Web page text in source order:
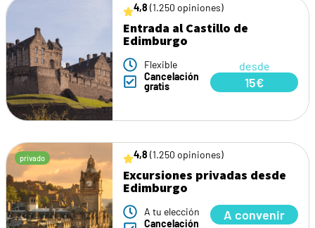
4,8 (1.250 opiniones)
Entrada al Castillo de
Edimburgo
Flexible
Cancelación
gratis
desde
15€
privado 4,8 (1.250 opiniones)
Excursiones privadas desde
Edimburgo
A tu elección
Cancelación
A convenir